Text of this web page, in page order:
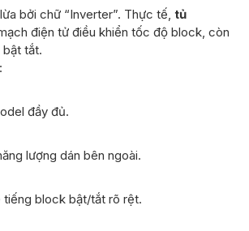
bởi chữ “Inverter”. Thực tế, tủ
điện tử điều khiển tốc độ block, còn
tắt.
đầy đủ.
lượng dán bên ngoài.
tiếng block bật/tắt rõ rệt.